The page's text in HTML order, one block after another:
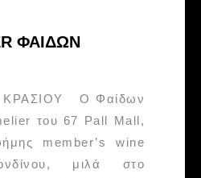
ΦΑΙΔΩΝ
Ο Φαίδων
του 67 Pall Mall,
member’s wine
μιλά στο